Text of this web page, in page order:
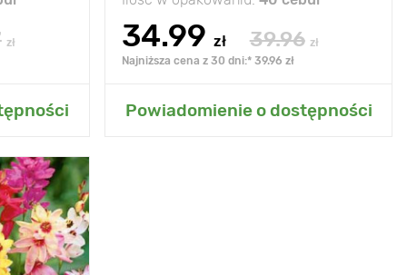
zł
34.99 zł 39.96 zł
Najniższa cena z 30 dni:* 39.96 zł
Powiadomienie o dostępności
Dodaj do mojego ogrodu
kolorów
40-50 cm
10-15 cm